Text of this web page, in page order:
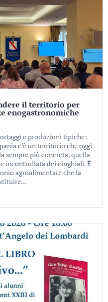
il territorio per
enogastronomiche
e produzioni tipiche:
c’è un territorio che oggi
sempre più concreta, quella
incontrollata dei cinghiali. È
agroalimentare che la